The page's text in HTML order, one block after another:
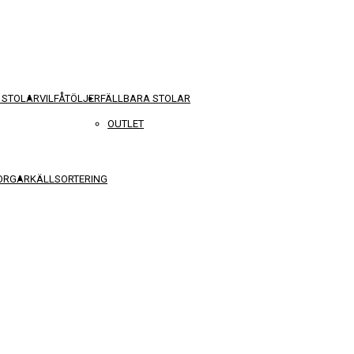
VILFÅTÖLJERFÄLLBARA STOLAR
KÄLLSORTERING
OUTLET